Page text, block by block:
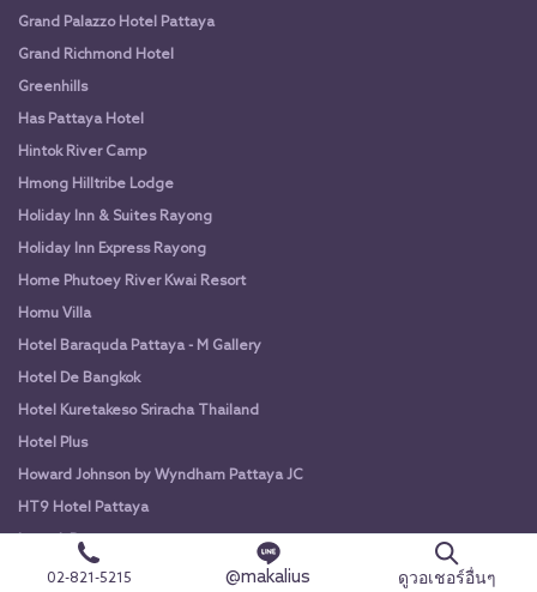
Grand Palazzo Hotel Pattaya
Grand Richmond Hotel
Greenhills
Has Pattaya Hotel
Hintok River Camp
Hmong Hilltribe Lodge
Holiday Inn & Suites Rayong
Holiday Inn Express Rayong
Home Phutoey River Kwai Resort
Homu Villa
Hotel Baraquda Pattaya - M Gallery
Hotel De Bangkok
Hotel Kuretakeso Sriracha Thailand
Hotel Plus
Howard Johnson by Wyndham Pattaya JC
HT9 Hotel Pattaya
Imsook Resort
Intercontinental Khao Yai Resort
02-821-5215 @makalius ดูวอเชอร์อื่นๆ